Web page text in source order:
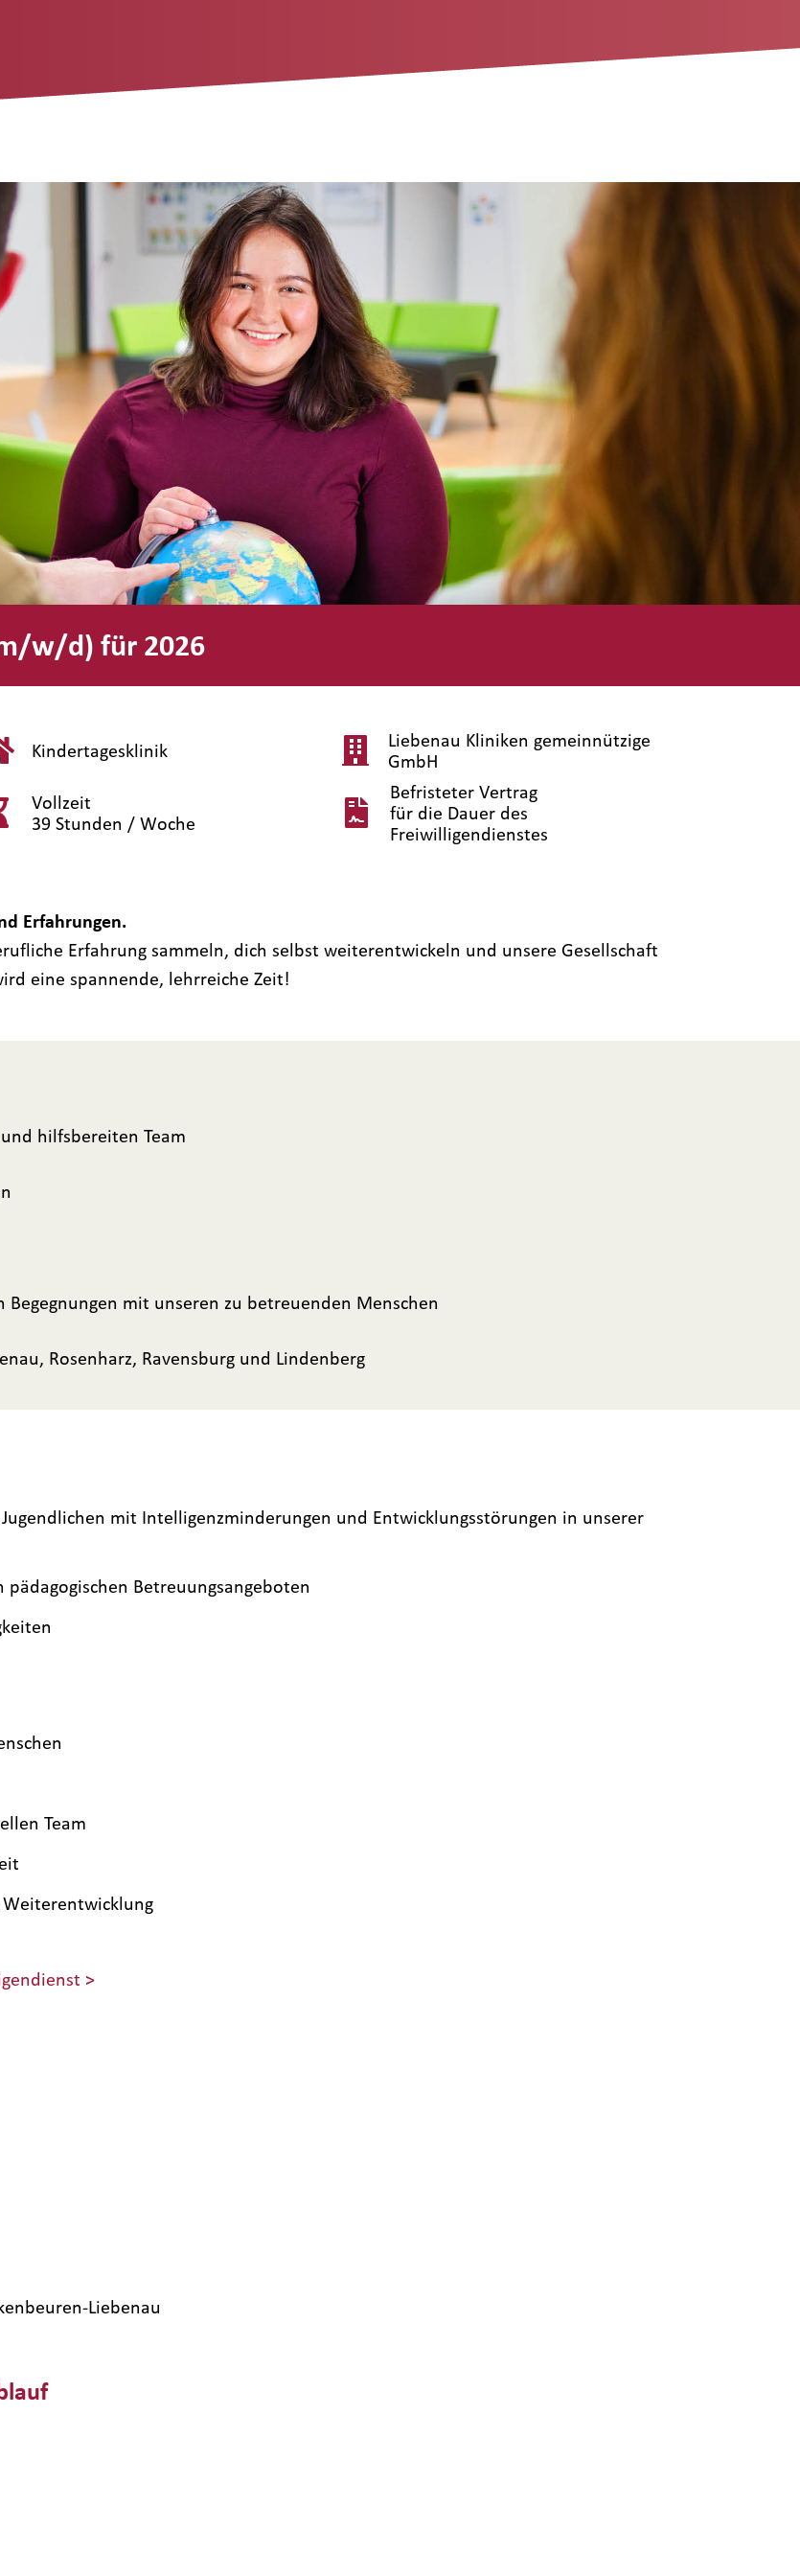
w/d) für 2026
Kindertagesklinik
Liebenau Kliniken gemeinnützige
GmbH
Vollzeit
39 Stunden / Woche
Befristeter Vertrag
für die Dauer des
Freiwilligendienstes
Erfahrungen.
Erfahrung sammeln, dich selbst weiterentwickeln und unsere Gesellschaft
eine spannende, lehrreiche Zeit!
mit Intelligenzminderungen und Entwicklungsstörungen in unserer
Betreuungsangeboten
Team
>
hilfsbereiten Team
mit unseren zu betreuenden Menschen
Rosenharz, Ravensburg und Lindenberg
Liebenau